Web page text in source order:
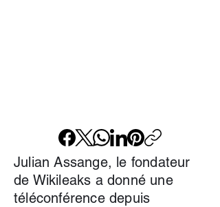
Julian Assange, le fondateur
de Wikileaks a donné une
téléconférence depuis